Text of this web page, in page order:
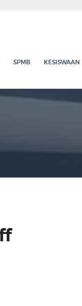
SPMB KESISWAAN